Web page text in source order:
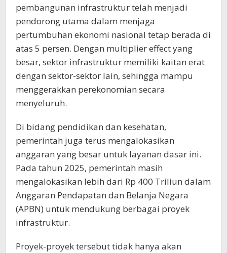
pembangunan infrastruktur telah menjadi
pendorong utama dalam menjaga
pertumbuhan ekonomi nasional tetap berada di
atas 5 persen. Dengan multiplier effect yang
besar, sektor infrastruktur memiliki kaitan erat
dengan sektor-sektor lain, sehingga mampu
menggerakkan perekonomian secara
menyeluruh.
Di bidang pendidikan dan kesehatan,
pemerintah juga terus mengalokasikan
anggaran yang besar untuk layanan dasar ini.
Pada tahun 2025, pemerintah masih
mengalokasikan lebih dari Rp 400 Triliun dalam
Anggaran Pendapatan dan Belanja Negara
(APBN) untuk mendukung berbagai proyek
infrastruktur.
Proyek-proyek tersebut tidak hanya akan